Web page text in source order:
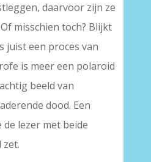
daarvoor zijn ze
misschien toch? Blijkt
juist een proces van
is meer een polaroid
beeld van
dood. Een
lezer met beide